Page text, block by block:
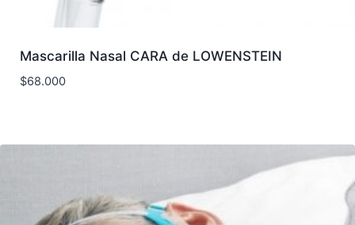
Mascarilla Nasal CARA de LOWENSTEIN
$68.000